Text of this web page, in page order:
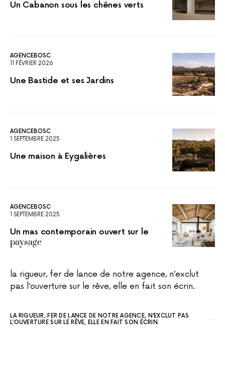
Un Cabanon sous les chênes verts
AGENCEBOSC
11 FÉVRIER 2026
Une Bastide et ses Jardins
AGENCEBOSC
1 SEPTEMBRE 2025
Une maison à Eygalières
AGENCEBOSC
1 SEPTEMBRE 2025
Un mas contemporain ouvert sur le
paysage
la rigueur, fer de lance de notre agence, n’exclut
pas l’ouverture sur le rêve, elle en fait son écrin.
LA RIGUEUR, FER DE LANCE DE NOTRE AGENCE, N’EXCLUT PAS
L’OUVERTURE SUR LE RÊVE, ELLE EN FAIT SON ÉCRIN.